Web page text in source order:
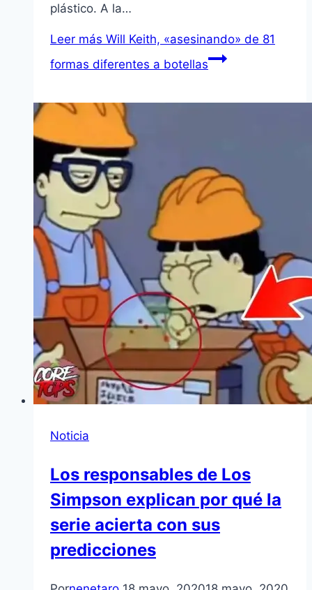
plástico. A la…
Leer más Will Keith, «asesinando» de 81
formas diferentes a botellas
Noticia
Los responsables de Los
Simpson explican por qué la
serie acierta con sus
predicciones